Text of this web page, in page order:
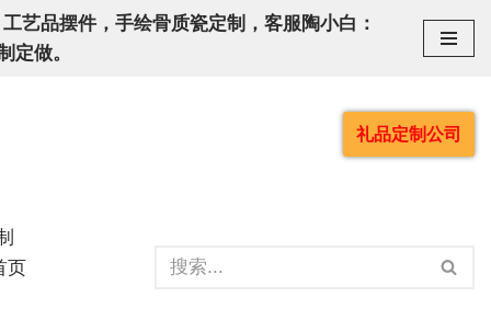
艺品摆件，手绘骨质瓷定制，客服陶小白：
定做。
礼品定制公司
页